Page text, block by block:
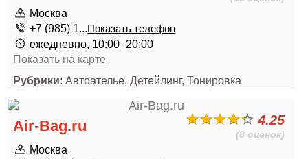
Москва
+7 (985) 1...Показать телефон
ежедневно, 10:00–20:00
Показать на карте
Рубрики: Автоателье, Детейлинг, Тонировка
4.25
(8 оценок)
Air-Bag.ru
Москва